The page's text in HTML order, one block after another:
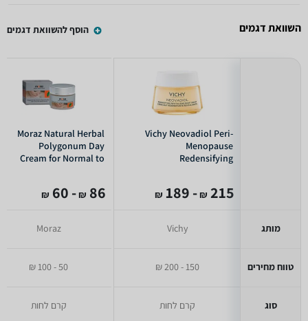
השוואת דגמים הוסף להשוואת דגמים
מותג
טווח מחירים
סוג
Vichy Neovadiol Peri-
Menopause
Redensifying
215
₪
- 189
₪
Vichy
150 - 200 ₪
קרם לחות
Moraz Natural Herbal
Polygonum Day
Cream for Normal to
86
₪
- 60
₪
Moraz
50 - 100 ₪
קרם לחות